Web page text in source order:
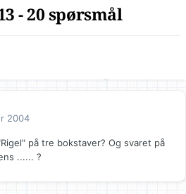
- 20 spørsmål
2004
på tre bokstaver? Og svaret på
...... ?